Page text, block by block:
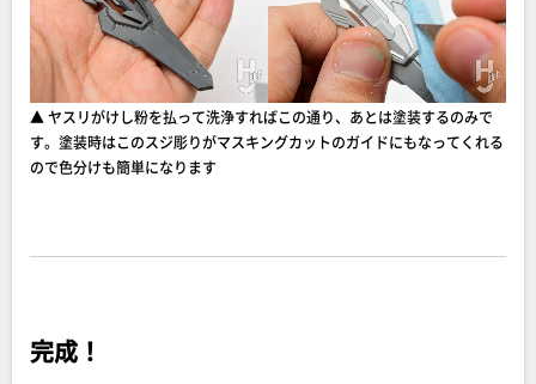
▲ ヤスリがけし粉を払って洗浄すればこの通り、あとは塗装するのみで
す。塗装時はこのスジ彫りがマスキングカットのガイドにもなってくれる
ので色分けも簡単になります
完成！